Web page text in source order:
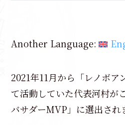
Another Language:
2021年11月から「レノボア
て活動していた代表河村が
バサダーMVP」に選出され